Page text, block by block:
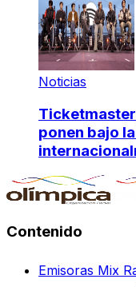
Noticias
ponen bajo
Contenido
Emisoras Mix